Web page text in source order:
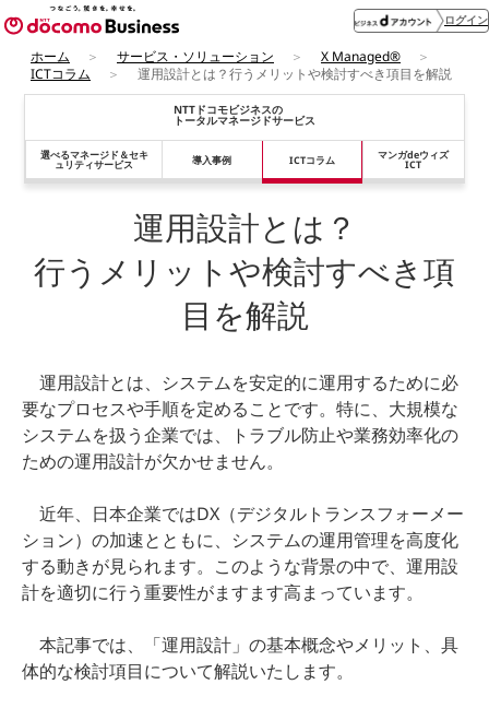
ログイン
ホーム サービス・ソリューション
X Managed®
ICTコラム
運用設計とは？行うメリットや検討すべき項目を解説
NTTドコモビジネスの
トータルマネージドサービス
選べるマネージド＆セキ
ュリティサービス 導入事例 ICTコラム マンガdeウィズ
ICT
運用設計とは？
行うメリットや検討すべき項
目を解説
運用設計とは、システムを安定的に運用するために必
要なプロセスや手順を定めることです。特に、大規模な
システムを扱う企業では、トラブル防止や業務効率化の
ための運用設計が欠かせません。
近年、日本企業ではDX（デジタルトランスフォーメー
ション）の加速とともに、システムの運用管理を高度化
する動きが見られます。このような背景の中で、運用設
計を適切に行う重要性がますます高まっています。
本記事では、「運用設計」の基本概念やメリット、具
体的な検討項目について解説いたします。